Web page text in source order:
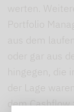
werten.
Portfolio
aus dem
oder gar aus
hingegen, die
der Lage
dem Cashflow